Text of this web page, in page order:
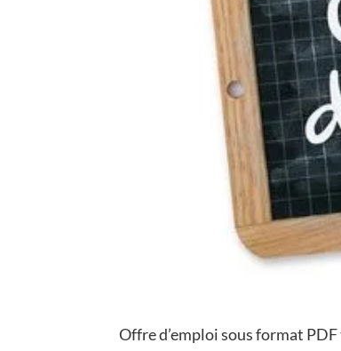
Offre d’emploi sous format